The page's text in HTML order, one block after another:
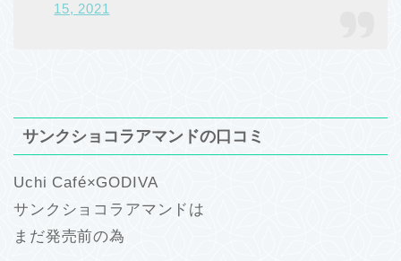
15, 2021
サンクショコラアマンドの口コミ
Uchi Café×GODIVA
サンクショコラアマンドは
まだ発売前の為